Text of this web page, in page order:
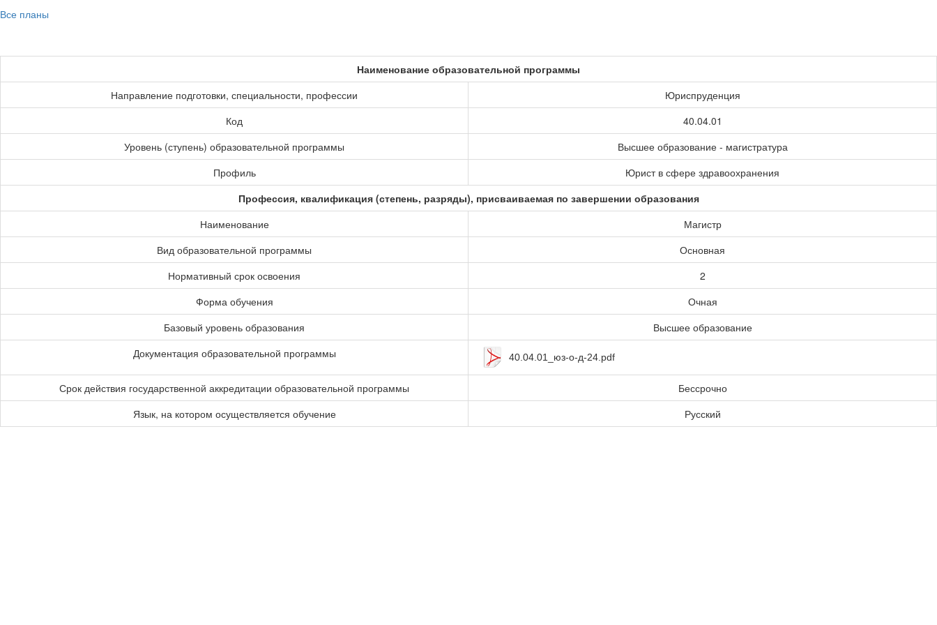
Все планы
Наименование образовательной программы
Направление подготовки, специальности, профессии
Юриспруденция
Код
40.04.01
Уровень (ступень) образовательной программы
Высшее образование - магистратура
Профиль
Юрист в сфере здравоохранения
Профессия, квалификация (степень, разряды), присваиваемая по завершении образования
Наименование
Магистр
Вид образовательной программы
Основная
Нормативный срок освоения
2
Форма обучения
Очная
Базовый уровень образования
Высшее образование
Документация образовательной программы
40.04.01_юз-о-д-24.pdf
Срок действия государственной аккредитации образовательной программы
Бессрочно
Язык, на котором осуществляется обучение
Русский